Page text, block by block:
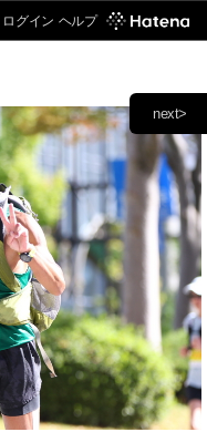
ログイン ヘルプ
next>